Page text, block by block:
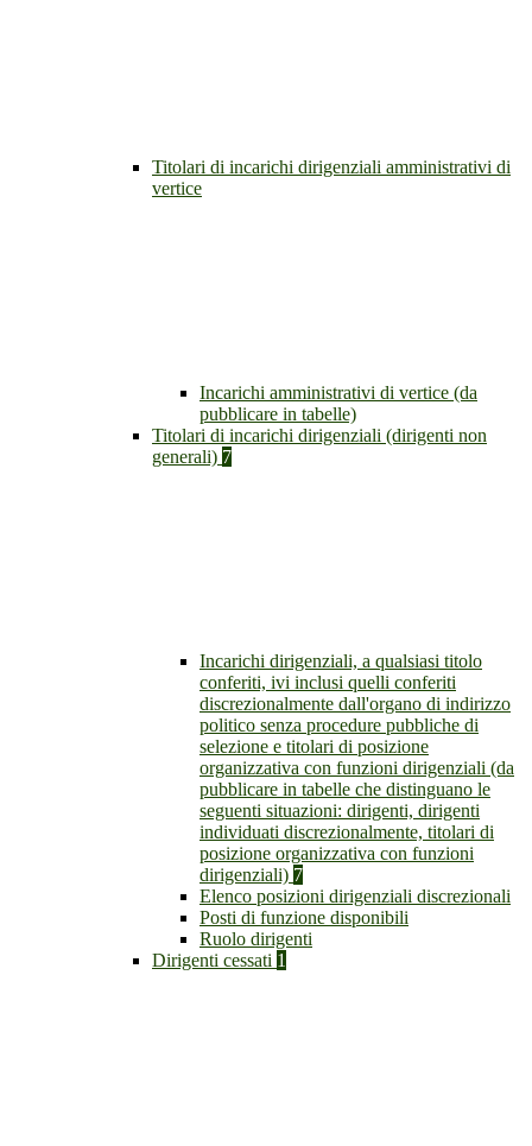
Titolari di incarichi dirigenziali amministrativi di
vertice
Incarichi amministrativi di vertice (da
pubblicare in tabelle)
Titolari di incarichi dirigenziali (dirigenti non
generali) 7
Incarichi dirigenziali, a qualsiasi titolo
conferiti, ivi inclusi quelli conferiti
discrezionalmente dall'organo di indirizzo
politico senza procedure pubbliche di
selezione e titolari di posizione
organizzativa con funzioni dirigenziali (da
pubblicare in tabelle che distinguano le
seguenti situazioni: dirigenti, dirigenti
individuati discrezionalmente, titolari di
posizione organizzativa con funzioni
dirigenziali) 7
Elenco posizioni dirigenziali discrezionali
Posti di funzione disponibili
Ruolo dirigenti
Dirigenti cessati 1